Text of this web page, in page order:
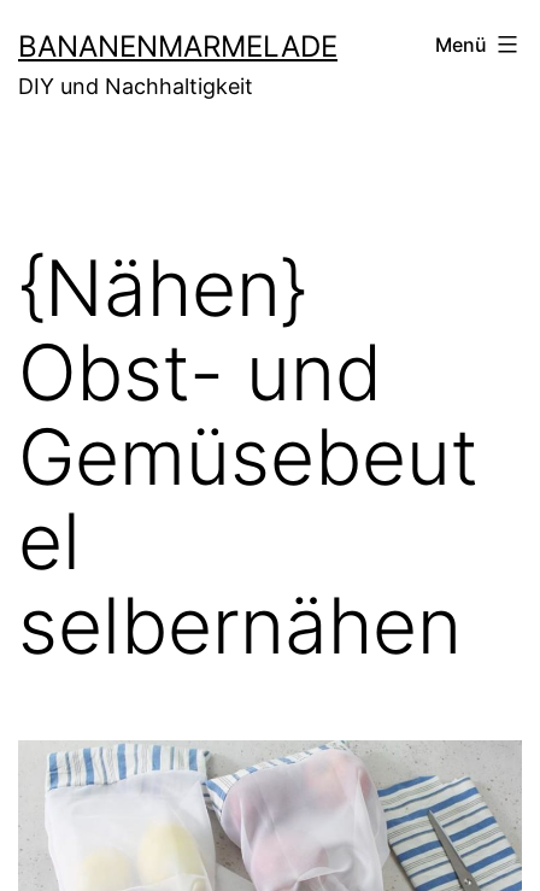
Inhalt
springen
BANANENMARMELADE
DIY und Nachhaltigkeit
Menü
{Nähen}
Obst- und
Gemüsebeut
el
selbernähen